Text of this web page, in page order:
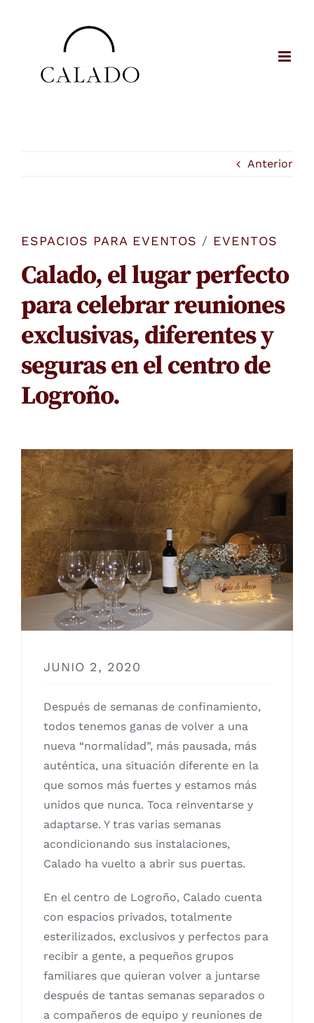
Anterior
ESPACIOS PARA EVENTOS / EVENTOS
Calado, el lugar perfecto
para celebrar reuniones
exclusivas, diferentes y
seguras en el centro de
Logroño.
JUNIO 2, 2020
Después de semanas de confinamiento,
todos tenemos ganas de volver a una
nueva “normalidad”, más pausada, más
auténtica, una situación diferente en la
que somos más fuertes y estamos más
unidos que nunca. Toca reinventarse y
adaptarse. Y tras varias semanas
acondicionando sus instalaciones,
Calado ha vuelto a abrir sus puertas.
En el centro de Logroño, Calado cuenta
con espacios privados, totalmente
esterilizados, exclusivos y perfectos para
recibir a gente, a pequeños grupos
familiares que quieran volver a juntarse
después de tantas semanas separados o
a compañeros de equipo y reuniones de